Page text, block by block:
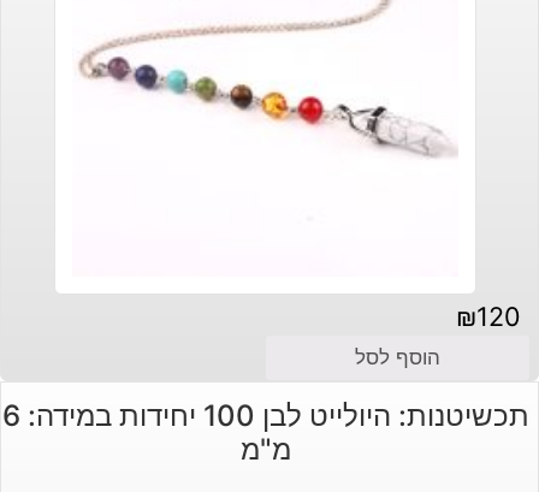
₪120
הוסף לסל
תכשיטנות: היולייט לבן 100 יחידות במידה: 6
מ"מ